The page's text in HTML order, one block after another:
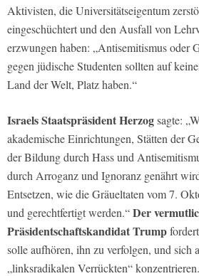
Aktivisten, die Universitätseigentum
eingeschüchtert und den Ausfall von
erzwungen haben: „Antisemitismus oder
gegen jüdische Studenten sollten auf
Land der Welt, Platz haben.“
Israels Staatspräsident Herzogsagte:
akademische Einrichtungen, Stätten der
der Bildung durch Hass und
durch Arroganz und Ignoranz genährt
Entsetzen, wie die Gräueltaten vom 7.
und gerechtfertigt werden.“Der
Präsidentschaftskandidat Trump
solle aufhören, ihn zu verfolgen, und sich
„linksradikalen Verrückten“